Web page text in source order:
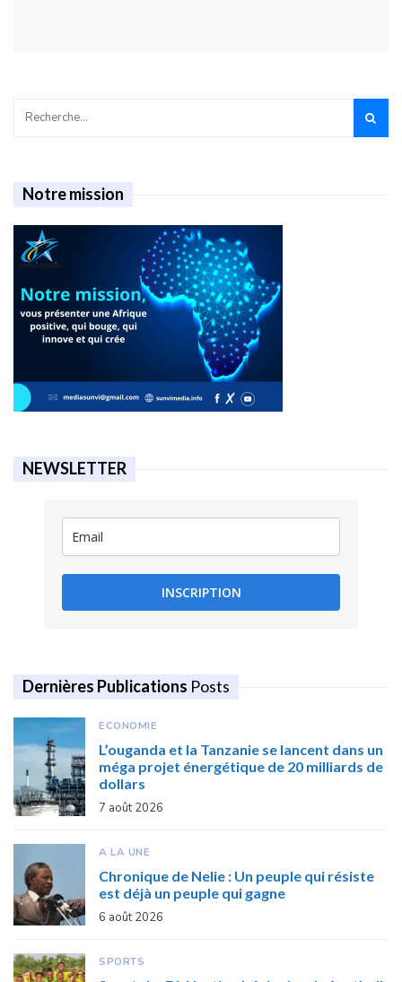
Notre mission
NEWSLETTER
INSCRIPTION
Dernières Publications Posts
ECONOMIE
L’ouganda et la Tanzanie se lancent dans un
méga projet énergétique de 20 milliards de
dollars
7 août 2026
A LA UNE
Chronique de Nelie : Un peuple qui résiste
est déjà un peuple qui gagne
6 août 2026
SPORTS